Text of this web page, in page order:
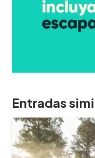
Entradas
09/02/2024